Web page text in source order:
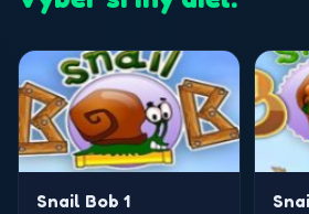
Snail Bob 1